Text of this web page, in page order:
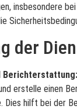
insbesondere
der
Berichterstattung:
erstelle einen
Dies hilft bei der